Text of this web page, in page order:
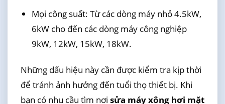
Mọi công suất: Từ các dòng máy nhỏ 4.5kW,
6kW cho đến các dòng máy công nghiệp
9kW, 12kW, 15kW, 18kW.
Những dấu hiệu này cần được kiểm tra kịp thời
để tránh ảnh hưởng đến tuổi thọ thiết bị. Khi
bạn có nhu cầu tìm nơi sửa máy xông hơi mặt